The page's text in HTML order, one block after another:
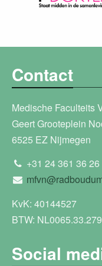
Contact
Medische Faculteits
Geert Grooteplein
6525 EZ Nijmegen
+31 24 361 36 26
KvK: 40144527
BTW:
Social